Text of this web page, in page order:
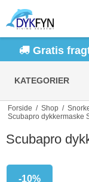
Gratis
KATEGORIER
Forside / Shop /
Scubapro dykkermaske
Scubapro
-10%